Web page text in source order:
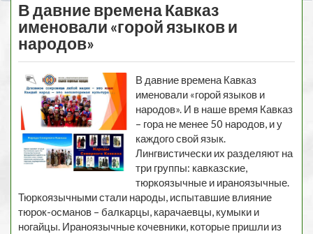
В давние времена Кавказ
именовали «горой языков и
народов»
В давние времена Кавказ
именовали «горой языков и
народов». И в наше время Кавказ
– гора не менее 50 народов, и у
каждого свой язык.
Лингвистически их разделяют на
три группы: кавказские,
тюркоязычные и ираноязычные.
Тюркоязычными стали народы, испытавшие влияние
тюрок-османов – балкарцы, карачаевцы, кумыки и
ногайцы. Ираноязычные кочевники, которые пришли из